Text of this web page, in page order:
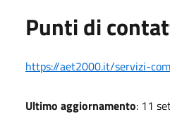
Punti di
https://aet2000.it/servizi-
Ultimo aggiornamento: 11